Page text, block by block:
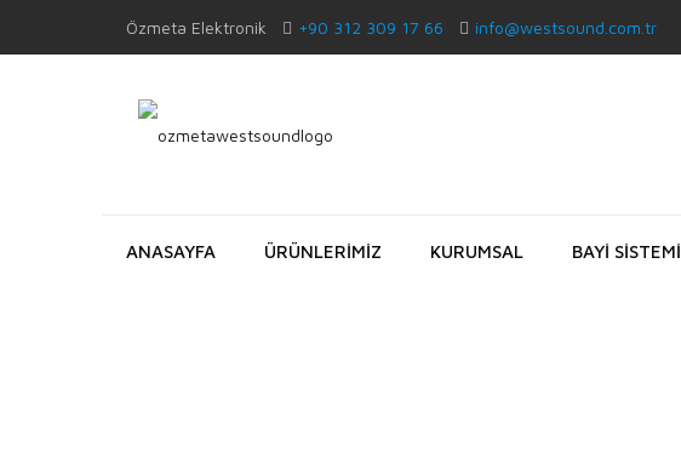
Özmeta Elektronik +90 312 309 17 66 info@westsound.com.tr
ANASAYFA ÜRÜNLERİMİZ KURUMSAL BAYİ SİSTEMİ